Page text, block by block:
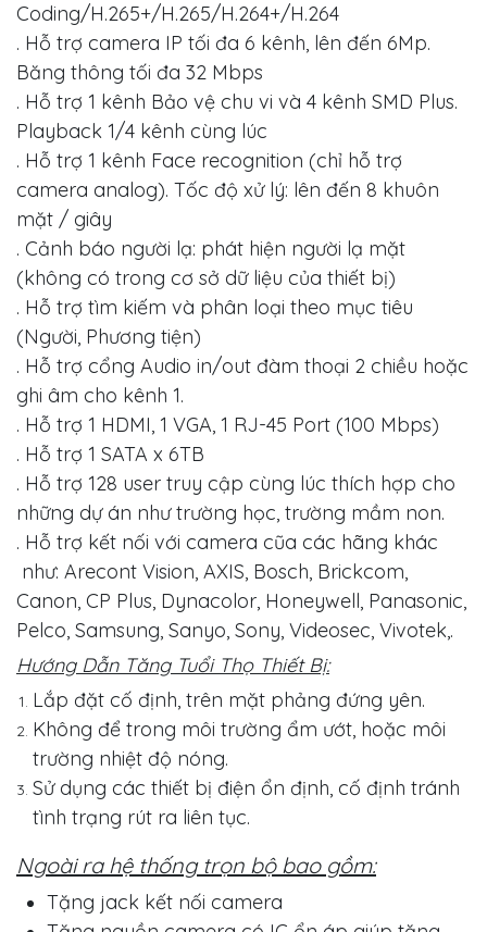
Coding/H.265+/H.265/H.264+/H.264
. Hỗ trợ camera IP tối đa 6 kênh, lên đến 6Mp.
Băng thông tối đa 32 Mbps
. Hỗ trợ 1 kênh Bảo vệ chu vi và 4 kênh SMD Plus.
Playback 1/4 kênh cùng lúc
. Hỗ trợ 1 kênh Face recognition (chỉ hỗ trợ
camera analog). Tốc độ xử lý: lên đến 8 khuôn
mặt / giây
. Cảnh báo người lạ: phát hiện người lạ mặt
(không có trong cơ sở dữ liệu của thiết bị)
. Hỗ trợ tìm kiếm và phân loại theo mục tiêu
(Người, Phương tiện)
. Hỗ trợ cổng Audio in/out đàm thoại 2 chiều hoặc
ghi âm cho kênh 1.
. Hỗ trợ 1 HDMI, 1 VGA, 1 RJ-45 Port (100 Mbps)
. Hỗ trợ 1 SATA x 6TB
. Hỗ trợ 128 user truy cập cùng lúc thích hợp cho
những dự án như trường học, trường mầm non.
. Hỗ trợ kết nối với camera cũa các hãng khác
như: Arecont Vision, AXIS, Bosch, Brickcom,
Canon, CP Plus, Dynacolor, Honeywell, Panasonic,
Pelco, Samsung, Sanyo, Sony, Videosec, Vivotek,.
Hướng Dẫn Tăng Tuổi Thọ Thiết Bị:
Lắp đặt cố định, trên mặt phảng đứng yên.
Không để trong môi trường ẩm ướt, hoặc môi
trường nhiệt độ nóng.
Sử dụng các thiết bị điện ổn định, cố định tránh
tình trạng rút ra liên tục.
Ngoài ra hệ thống trọn bộ bao gồm:
Tặng jack kết nối camera